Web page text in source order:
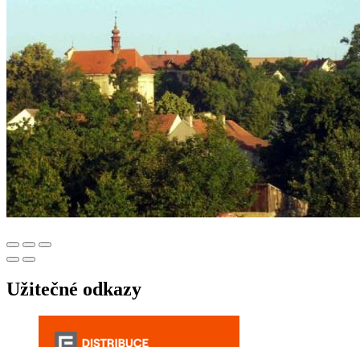
Užitečné odkazy